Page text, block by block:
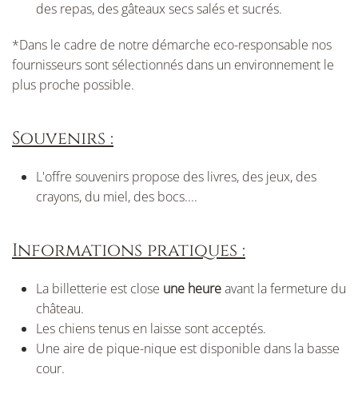
des repas, des gâteaux secs salés et sucrés.
*Dans le cadre de notre démarche eco-responsable nos
fournisseurs sont sélectionnés dans un environnement le
plus proche possible.
Souvenirs :
L'offre souvenirs propose des livres, des jeux, des
crayons, du miel, des bocs....
Informations pratiques :
La billetterie est close une heureavant la fermeture du
château.
Les chiens tenus en laisse sont acceptés.
Une aire de pique-nique est disponible dans la basse
cour.